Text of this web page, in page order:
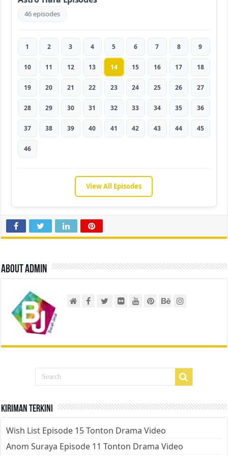
46 episodes
1 2 3 4 5 6 7 8 9
10 11 12 13 14 15 16 17 18
19 20 21 22 23 24 25 26 27
28 29 30 31 32 33 34 35 36
37 38 39 40 41 42 43 44 45
46
View All Episodes
About admin
Kiriman Terkini
Wish List Episode 15 Tonton Drama Video
Anom Suraya Episode 11 Tonton Drama Video